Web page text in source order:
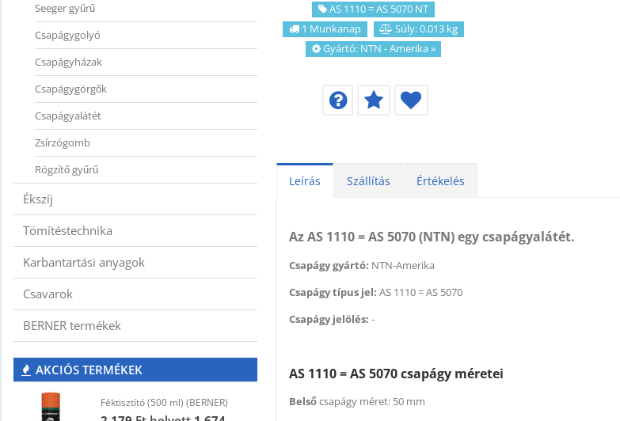
AS 1110 = AS 5070 NT
1 Munkanap
Súly: 0.013 kg
Gyártó: NTN - Amerika»
Leírás Szállítás Értékelés
Az AS 1110 = AS 5070 (NTN) egy csapágyalátét.
Csapágy gyártó: NTN-Amerika
Csapágy típus jel: AS 1110 = AS 5070
Csapágy jelölés: -
AS 1110 = AS 5070 csapágy méretei
Belsőcsapágy méret: 50 mm
Seeger gyűrű
Csapágygolyó
Csapágyházak
Csapágygörgők
Csapágyalátét
Zsírzógomb
Rögzítő gyűrű
Ékszíj
Tömítéstechnika
Karbantartási anyagok
Csavarok
BERNER termékek
AKCIÓS TERMÉKEK
Féktisztító (500 ml) (BERNER) Féktisztító (500 ml) (BERNER)